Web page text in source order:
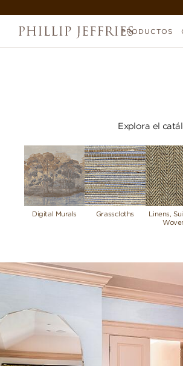
PRODUCTOS
Explora el
Digital Murals Grasscloths
Linens,